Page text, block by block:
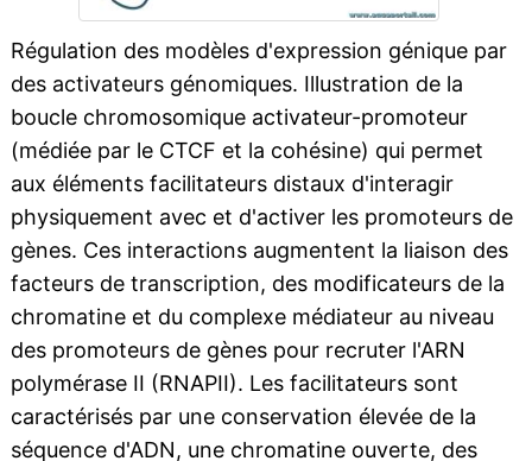
Régulation des modèles d'expression génique par
des activateurs génomiques. Illustration de la
boucle chromosomique activateur-promoteur
(médiée par le CTCF et la cohésine) qui permet
aux éléments facilitateurs distaux d'interagir
physiquement avec et d'activer les promoteurs de
gènes. Ces interactions augmentent la liaison des
facteurs de transcription, des modificateurs de la
chromatine et du complexe médiateur au niveau
des promoteurs de gènes pour recruter l'ARN
polymérase II (RNAPII). Les facilitateurs sont
caractérisés par une conservation élevée de la
séquence d'ADN, une chromatine ouverte, des